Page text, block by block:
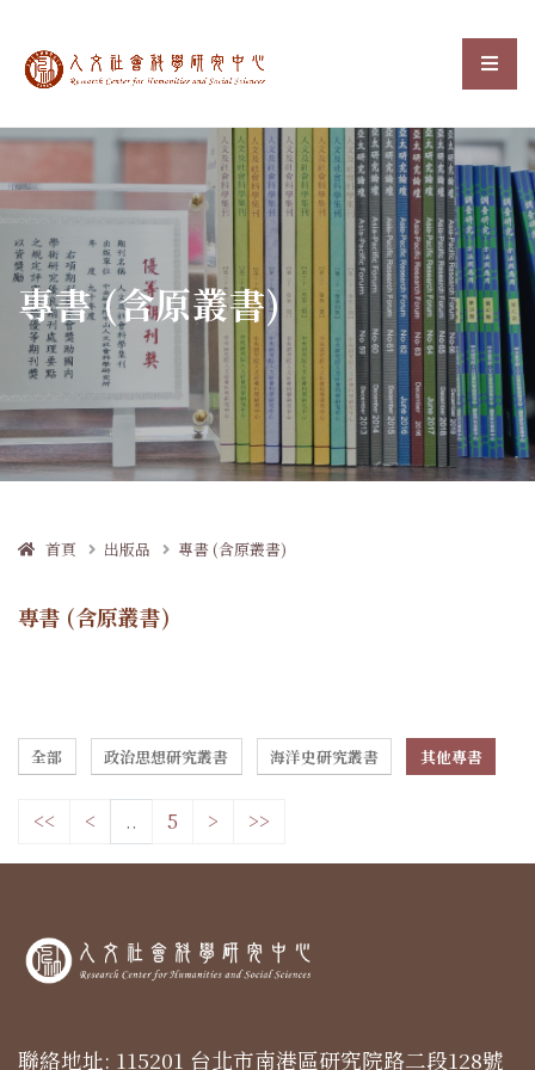
中央研究院人文社會科選
:::
專書 (含原叢書)
首頁 出版品 專書 (含原叢書)
專書 (含原叢書)
全部 政治思想研究叢書 海洋史研究叢書 其他專書
<< < .. 5 > >>
聯絡地址: 115201 台北市南港區研究院路二段128號